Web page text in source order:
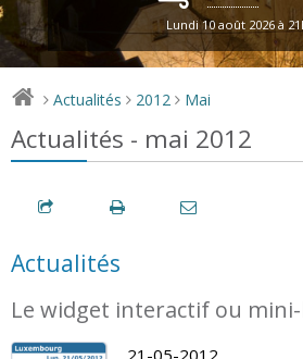
Lundi 10 août 2026 à
> Actualités > 2012 > Mai
Actualités - mai 2012
Actualités
Le widget interactif ou
21-05-2012